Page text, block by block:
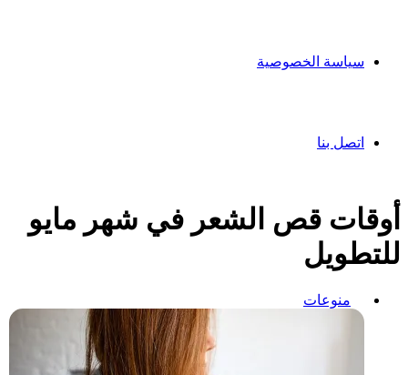
سياسة الخصوصية
اتصل بنا
أوقات قص الشعر في شهر مايو
للتطويل
منوعات